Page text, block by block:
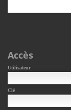
Accès
Utilisateur
Clé